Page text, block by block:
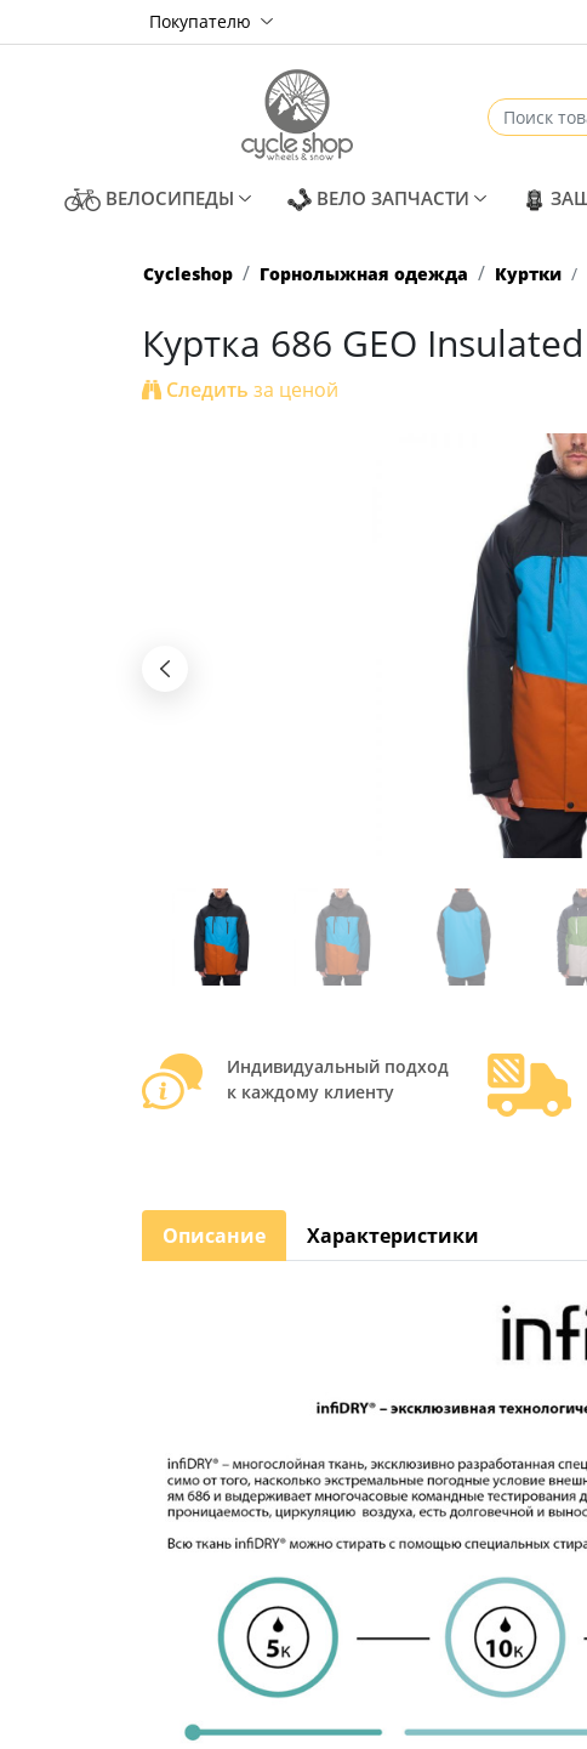
Покупателю
ВЕЛОСИПЕДЫ(CURRENT)ВЕЛО ЗАПЧАСТИ(CURRENT)
Cycleshop Горнолыжная одежда Куртки
Куртка 686 GEO
Следить за ценой
Индивидуальный подход
к каждому клиенту
Описание Характеристики